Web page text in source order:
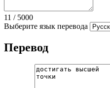
11 / 5000
Выберите язык перевода
Перевод